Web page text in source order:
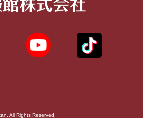
All Rights Reserved.